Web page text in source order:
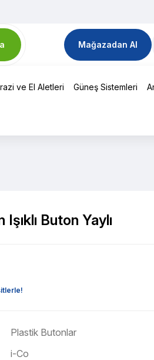
Mağazadan Al
ve El Aletleri Güneş Sistemleri
Buton Yaylı
Plastik Butonlar
i-Co